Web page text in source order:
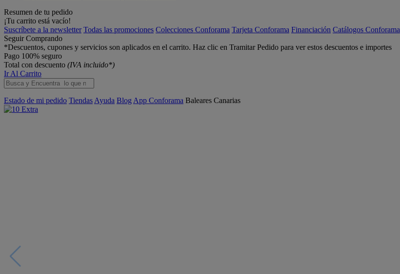
Resumen de tu pedido
¡Tu carrito está vacío!
Suscríbete a la newsletter Todas las promociones Colecciones Conforama Tarjeta Conforama Financiación Catálogos Conforama
Seguir Comprando
*Descuentos, cupones y servicios son aplicados en el carrito. Haz clic en Tramitar Pedido para ver estos descuentos e importes
Pago 100% seguro
Total con descuento (IVA incluido*)
Ir Al Carrito
Estado de mi pedido Tiendas Ayuda Blog App Conforama Baleares Canarias